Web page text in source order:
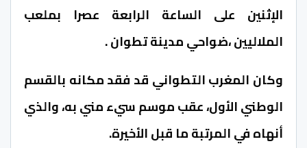
الإثنين على الساعة الرابعة عصرا بملعب
الملاليين ،ضواحي مدينة تطوان .
وكان المغرب التطواني قد فقد مكانه بالقسم
الوطني الأول، عقب موسم سيء مني به، والذي
أنهاه في المرتبة ما قبل الأخيرة.